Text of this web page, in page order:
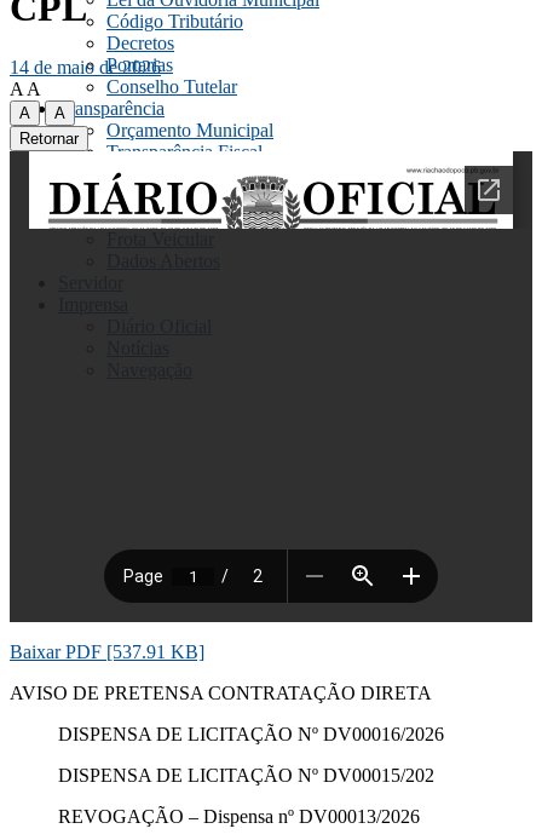
Código Tributário
Decretos
Portarias
Conselho Tutelar
Transparência
Orçamento Municipal
Transparência Fiscal
Concursos e Processos Seletivos
Licitação
Contratos
14 de maio de 2026
A A
A
A
Retornar
Baixar PDF [537.91 KB]
AVISO DE PRETENSA CONTRATAÇÃO DIRETA
DISPENSA DE LICITAÇÃO Nº DV00016/2026
DISPENSA DE LICITAÇÃO Nº DV00015/202
REVOGAÇÃO – Dispensa nº DV00013/2026